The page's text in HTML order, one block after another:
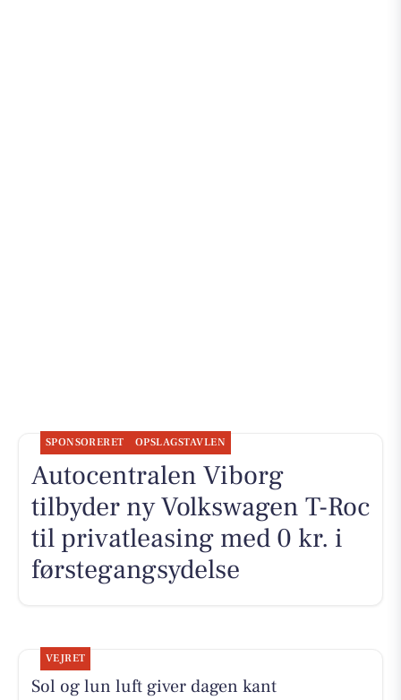
SPONSORERET OPSLAGSTAVLEN
Autocentralen Viborg
tilbyder ny Volkswagen T-Roc
til privatleasing med 0 kr. i
førstegangsydelse
VEJRET
Sol og lun luft giver dagen kant